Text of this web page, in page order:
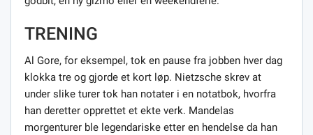
TRENING
Al Gore, for eksempel, tok en pause fra jobben hver dag
klokka tre og gjorde et kort løp. Nietzsche skrev at
under slike turer tok han notater i en notatbok, hvorfra
han deretter opprettet et ekte verk. Mandelas
morgenturer ble legendariske etter en hendelse da han